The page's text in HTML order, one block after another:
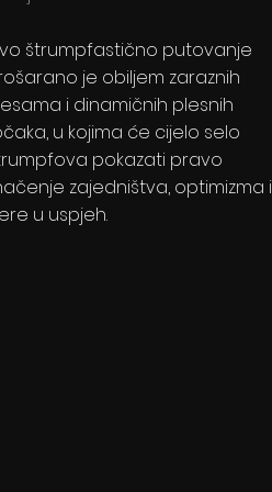
štrumpfastično putovanje
je obiljem zaraznih
i dinamičnih plesnih
u kojima će cijelo selo
pokazati pravo
zajedništva, optimizma i
u uspjeh.